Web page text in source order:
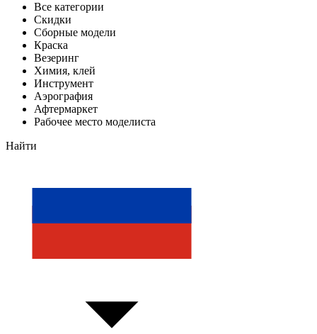
Все категории
Скидки
Сборные модели
Краска
Везеринг
Химия, клей
Инструмент
Аэрография
Афтермаркет
Рабочее место моделиста
Найти